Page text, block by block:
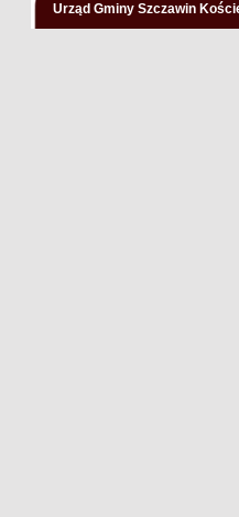
Urząd Gminy Szczawin